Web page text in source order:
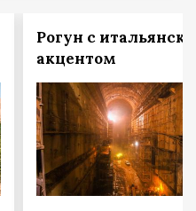
Рогун с
акцентом